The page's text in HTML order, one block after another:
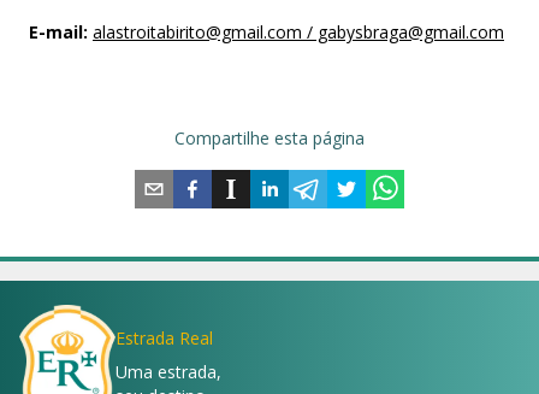
E-mail: alastroitabirito@gmail.com / gabysbraga@gmail.com
Compartilhe esta página
Estrada Real
Uma estrada,